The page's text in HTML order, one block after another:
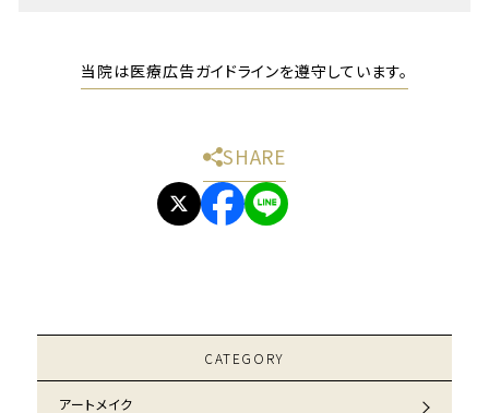
当院は医療広告ガイドラインを遵守しています。
SHARE
CATEGORY
アートメイク